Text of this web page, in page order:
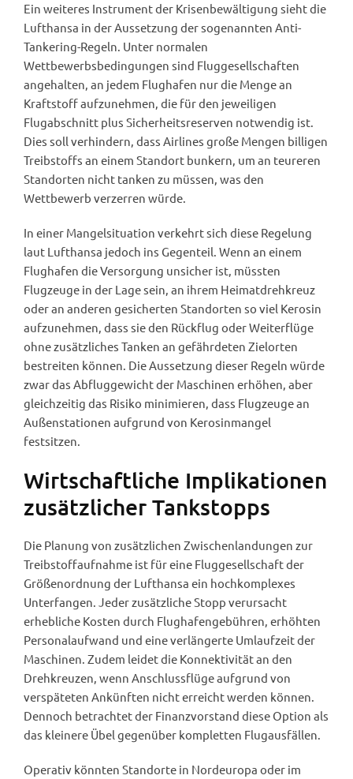
Ein weiteres Instrument der Krisenbewältigung sieht die
Lufthansa in der Aussetzung der sogenannten Anti-
Tankering-Regeln. Unter normalen
Wettbewerbsbedingungen sind Fluggesellschaften
angehalten, an jedem Flughafen nur die Menge an
Kraftstoff aufzunehmen, die für den jeweiligen
Flugabschnitt plus Sicherheitsreserven notwendig ist.
Dies soll verhindern, dass Airlines große Mengen billigen
Treibstoffs an einem Standort bunkern, um an teureren
Standorten nicht tanken zu müssen, was den
Wettbewerb verzerren würde.
In einer Mangelsituation verkehrt sich diese Regelung
laut Lufthansa jedoch ins Gegenteil. Wenn an einem
Flughafen die Versorgung unsicher ist, müssten
Flugzeuge in der Lage sein, an ihrem Heimatdrehkreuz
oder an anderen gesicherten Standorten so viel Kerosin
aufzunehmen, dass sie den Rückflug oder Weiterflüge
ohne zusätzliches Tanken an gefährdeten Zielorten
bestreiten können. Die Aussetzung dieser Regeln würde
zwar das Abfluggewicht der Maschinen erhöhen, aber
gleichzeitig das Risiko minimieren, dass Flugzeuge an
Außenstationen aufgrund von Kerosinmangel
festsitzen.
Wirtschaftliche Implikationen
zusätzlicher Tankstopps
Die Planung von zusätzlichen Zwischenlandungen zur
Treibstoffaufnahme ist für eine Fluggesellschaft der
Größenordnung der Lufthansa ein hochkomplexes
Unterfangen. Jeder zusätzliche Stopp verursacht
erhebliche Kosten durch Flughafengebühren, erhöhten
Personalaufwand und eine verlängerte Umlaufzeit der
Maschinen. Zudem leidet die Konnektivität an den
Drehkreuzen, wenn Anschlussflüge aufgrund von
verspäteten Ankünften nicht erreicht werden können.
Dennoch betrachtet der Finanzvorstand diese Option als
das kleinere Übel gegenüber kompletten Flugausfällen.
Operativ könnten Standorte in Nordeuropa oder im